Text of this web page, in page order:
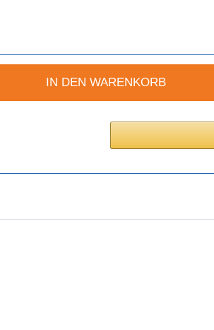
IN DEN WARENKORB